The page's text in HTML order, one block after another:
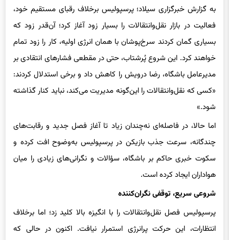
فعالیت در بازار نقل‌وانتقالات را بسیار زود آغاز کرد؛ آن‌قدر زود که
بسیاری گمان کردند سرخ‌پوشان با همان انرژی اولیه، کار را زود تمام
خواهند کرد. این شروع پُرشتاب، حتی در مقطعی فشارهای انتقادی بر
مدیرعامل باشگاه، رضا درویش را کاهش داد و برخی استدلال کردند:
«کسی که نقل‌وانتقالات را این‌گونه مدیریت می‌کند، نباید کنار گذاشته
شود.»
اما حالا، در فاصله‌ای نه‌چندان زیاد تا آغاز فصل جدید و رقابت‌های
چندگانه، سرعت جذب بازیکن در پرسپولیس به‌وضوح افت کرده و
سکوت خبری حاکم بر باشگاه، سؤالات و نگرانی‌های زیادی را میان
هواداران ایجاد کرده است.
شروعی سریع، توقفی نگران‌کننده
پرسپولیس فصل نقل‌وانتقالات را با انگیزه بالا کلید زد؛ اما برخلاف
انتظارات، این حرکت پرانرژی استمرار نیافت. اکنون در حالی که
تیم‌هایی مانند استقلال و سپاهان در حال تکمیل ترکیب خود